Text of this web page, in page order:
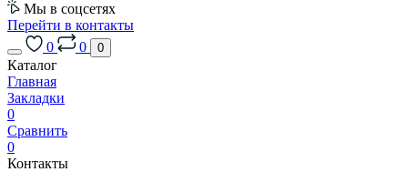
Мы в соцсетях
Перейти в контакты
0
0 0
Каталог
Главная
Закладки
0
Сравнить
0
Контакты